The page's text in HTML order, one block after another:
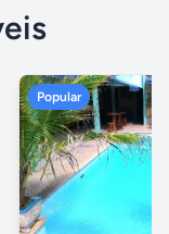
Popular